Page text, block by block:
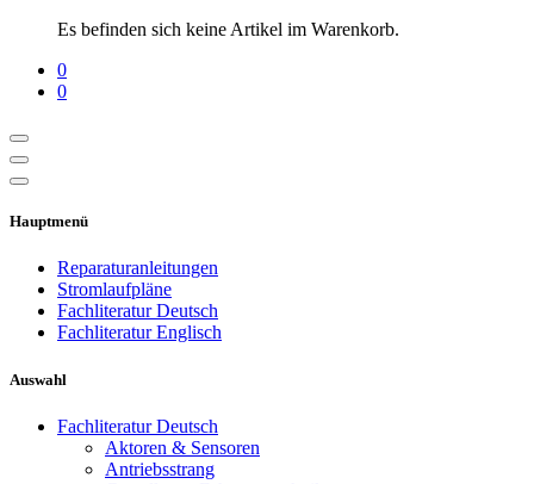
Es befinden sich keine Artikel im Warenkorb.
0
0
Hauptmenü
Reparaturanleitungen
Stromlaufpläne
Fachliteratur Deutsch
Fachliteratur Englisch
Auswahl
Fachliteratur Deutsch
Aktoren & Sensoren
Antriebsstrang